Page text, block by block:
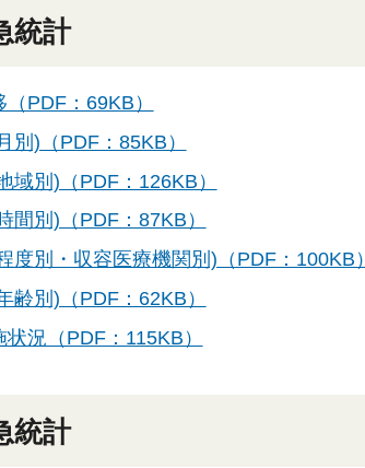
統計
PDF：69KB）
別)（PDF：85KB）
域別)（PDF：126KB）
間別)（PDF：87KB）
度別・収容医療機関別)（PDF：100KB）
齢別)（PDF：62KB）
況（PDF：115KB）
統計